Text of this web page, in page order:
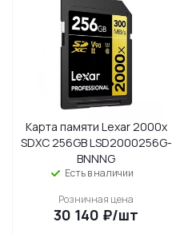
Карта памяти Lexar 2000x
SDXC 256GB LSD2000256G-
BNNNG
Есть в наличии
Розничная цена
30 140 ₽/шт